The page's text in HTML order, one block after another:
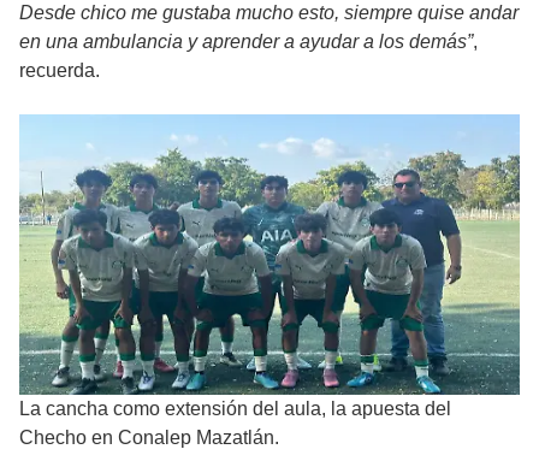
Desde chico me gustaba mucho esto, siempre quise andar
en una ambulancia y aprender a ayudar a los demás”,
recuerda.
La cancha como extensión del aula, la apuesta del
Checho en Conalep Mazatlán.